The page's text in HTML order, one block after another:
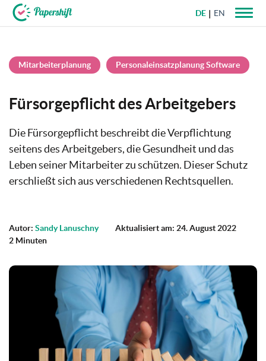
DE EN
Mitarbeiterplanung Personaleinsatzplanung Software
Fürsorgepflicht des Arbeitgebers
Die Fürsorgepflicht beschreibt die Verpflichtung
seitens des Arbeitgebers, die Gesundheit und das
Leben seiner Mitarbeiter zu schützen. Dieser Schutz
erschließt sich aus verschiedenen Rechtsquellen.
Autor: Sandy Lanuschny
Aktualisiert am: 24. August 2022
2 Minuten